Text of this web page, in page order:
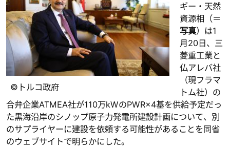
©トルコ政府
ギー・天然
資源相（＝
写真）は1
月20日、三
菱重工業と
仏アレバ社
（現フラマ
トム社）の
合弁企業ATMEA社が110万kWのPWR×4基を供給予定だっ
た黒海沿岸のシノップ原子力発電所建設計画について、別
のサプライヤーに建設を依頼する可能性があることを同省
のウェブサイトで明らかにした。